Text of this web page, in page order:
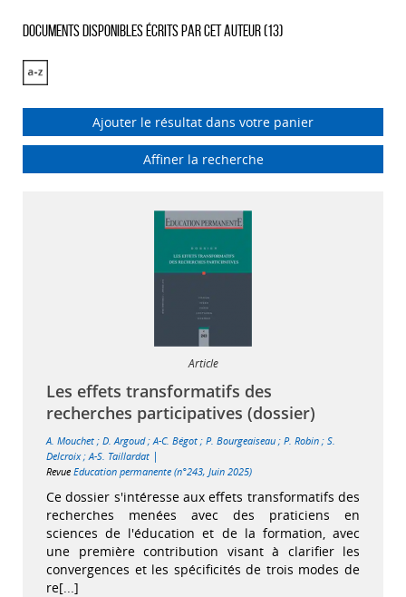
Documents disponibles écrits par cet auteur (13)
Ajouter le résultat dans votre panier
Affiner la recherche
Article
Les effets transformatifs des
recherches participatives (dossier)
A. Mouchet ; D. Argoud;A-C. Bégot ; P. Bourgeaiseau ; P. Robin ; S.
Delcroix;A-S. Taillardat |
Revue Education permanente (n°243, Juin 2025)
Ce dossier s'intéresse aux effets transformatifs des
recherches menées avec des praticiens en
sciences de l'éducation et de la formation, avec
une première contribution visant à clarifier les
convergences et les spécificités de trois modes de
re[...]